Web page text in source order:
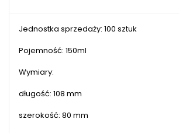
Jednostka sprzedaży: 100 sztuk
Pojemność: 150ml
Wymiary:
długość: 108 mm
szerokość: 80 mm